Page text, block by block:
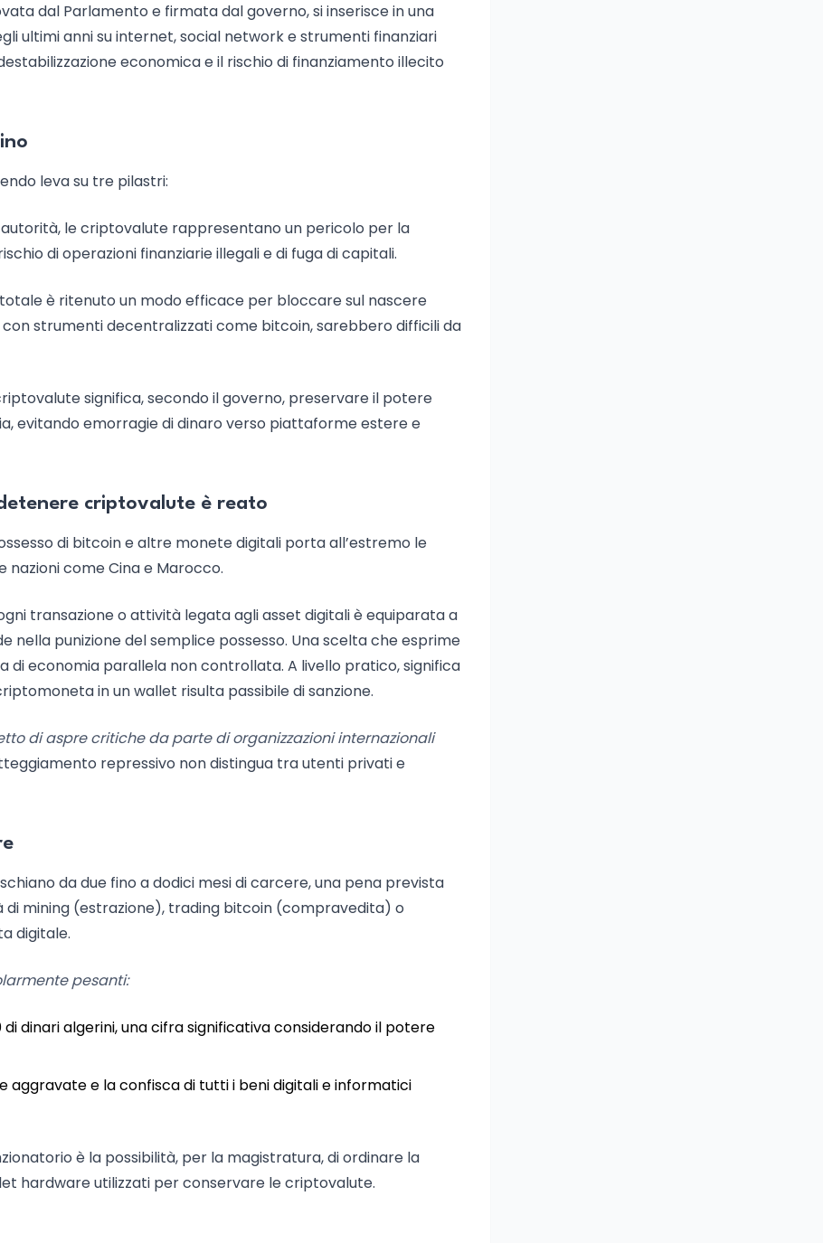
dal Parlamento e firmata dal governo, si inserisce in una
ultimi anni su internet, social network e strumenti finanziari
economica e il rischio di finanziamento illecito
leva su tre pilastri:
le criptovalute rappresentano un pericolo per la
di operazioni finanziarie illegali e di fuga di capitali.
è ritenuto un modo efficace per bloccare sul nascere
strumenti decentralizzati come bitcoin, sarebbero difficili da
significa, secondo il governo, preservare il potere
evitando emorragie di dinaro verso piattaforme estere e
detenere criptovalute è reato
di bitcoin e altre monete digitali porta all’estremo le
come Cina e Marocco.
transazione o attività legata agli asset digitali è equiparata a
nella punizione del semplice possesso. Una scelta che esprime
di economia parallela non controllata. A livello pratico, significa
in un wallet risulta passibile di sanzione.
di aspre critiche da parte di organizzazioni internazionali
repressivo non distingua tra utenti privati e
da due fino a dodici mesi di carcere, una pena prevista
mining (estrazione), trading bitcoin (compravedita) o
digitale.
pesanti:
di dinari algerini, una cifra significativa considerando il potere
aggravate e la confisca di tutti i beni digitali e informatici
è la possibilità, per la magistratura, di ordinare la
hardware utilizzati per conservare le criptovalute.